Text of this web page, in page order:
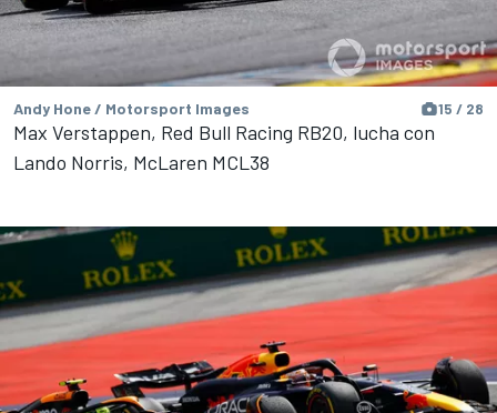
Andy Hone / Motorsport Images 15 / 28
Max Verstappen, Red Bull Racing RB20, lucha con
Lando Norris, McLaren MCL38